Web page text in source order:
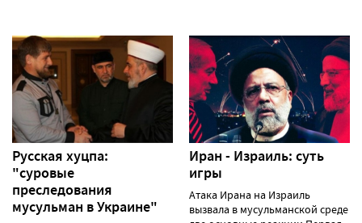
Русская хуцпа:
"суровые
преследования
мусульман в Украине"
Иран - Израиль: суть
игры
Атака Ирана на Израиль
вызвала в мусульманской среде